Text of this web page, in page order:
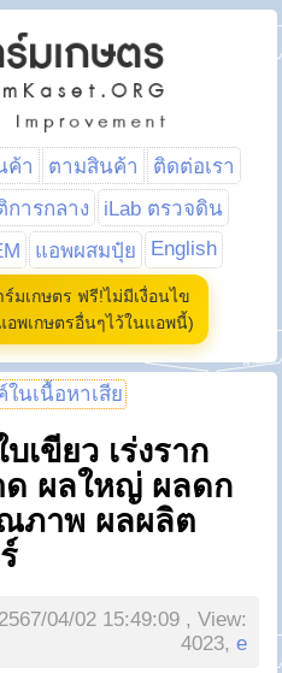
ค้า ตามสินค้า
ติดต่อเรา
การกลาง
iLab ตรวจดิน
แอพผสมปุ๋ย English
มเกษตร ฟรี!ไม่มีเงื่อนไข
พเกษตรอื่นๆไว้ในแอพนี้)
ในเนื้อหาเสีย
เขียว เร่งราก
ด ผลใหญ่ ผลดก
ภาพ ผลผลิต
2567/04/02 15:49:09 , View:
4023,e